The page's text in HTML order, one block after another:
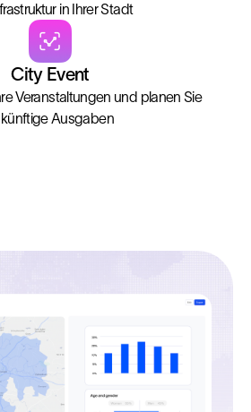
in Ihrer Stadt
City Event
Veranstaltungen und planen Sie
Ausgaben